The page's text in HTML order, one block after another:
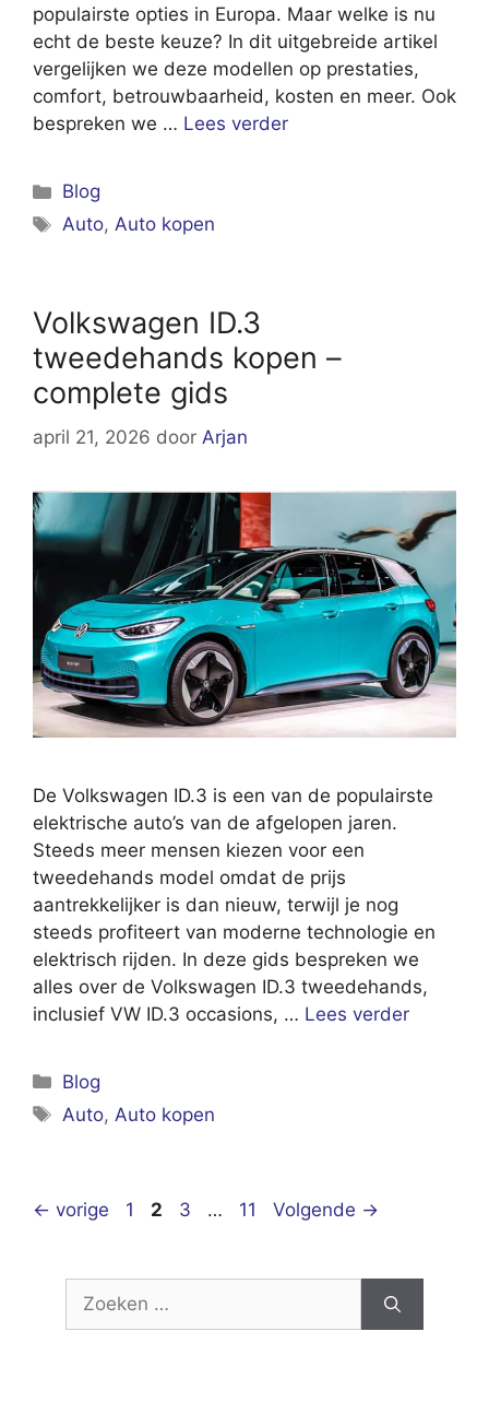
populairste opties in Europa. Maar welke is nu
echt de beste keuze? In dit uitgebreide artikel
vergelijken we deze modellen op prestaties,
comfort, betrouwbaarheid, kosten en meer. Ook
bespreken we … Lees verder
Categorieën
Blog
Tags
Auto,Auto kopen
Volkswagen ID.3
tweedehands kopen –
complete gids
april 21, 2026 door Arjan
De Volkswagen ID.3 is een van de populairste
elektrische auto’s van de afgelopen jaren.
Steeds meer mensen kiezen voor een
tweedehands model omdat de prijs
aantrekkelijker is dan nieuw, terwijl je nog
steeds profiteert van moderne technologie en
elektrisch rijden. In deze gids bespreken we
alles over de Volkswagen ID.3 tweedehands,
inclusief VW ID.3 occasions, … Lees verder
Categorieën
Blog
Tags
Auto,Auto kopen
← vorige Pagina
1 Pagina
2 Pagina
3 … Pagina
11 Volgende →
Zoek